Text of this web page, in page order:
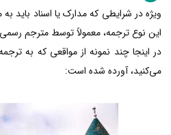
ویژه در شرایطی که مدارک یا اسناد باید
این نوع ترجمه، معمولاً توسط مترجم
در اینجا چند نمونه از مواقعی که به
می‌کنید، آورده شده است: